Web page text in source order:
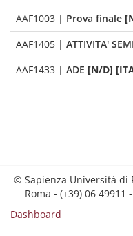
AAF1003 | Prova finale
AAF1405 | ATTIVITA'
AAF1433 | ADE [N/D]
© Sapienza Università di
Roma - (+39) 06 49911
Dashboard